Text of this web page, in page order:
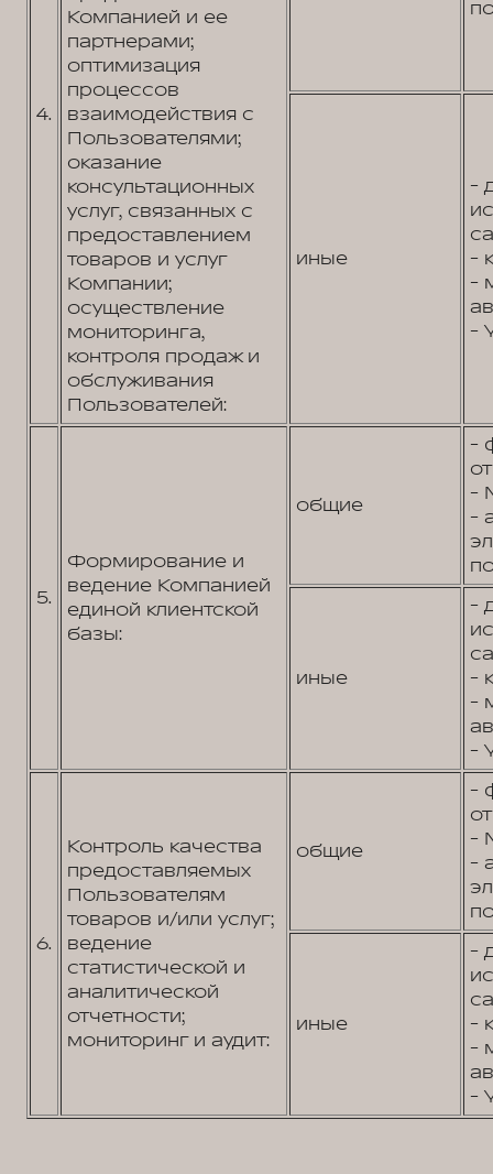
4.
Компанией и ее
партнерами;
оптимизация
процессов
взаимодействия с
Пользователями;
оказание
консультационных
услуг, связанных с
предоставлением
товаров и услуг
Компании;
осуществление
мониторинга,
контроля продаж и
обслуживания
Пользователей:
иные
-
-
-
-
5.
Формирование и
ведение Компанией
единой клиентской
базы:
общие
-
-
-
иные
-
-
-
-
6.
Контроль качества
предоставляемых
Пользователям
товаров и/или услуг;
ведение
статистической и
аналитической
отчетности;
мониторинг и аудит:
общие
-
-
-
иные
-
-
-
-